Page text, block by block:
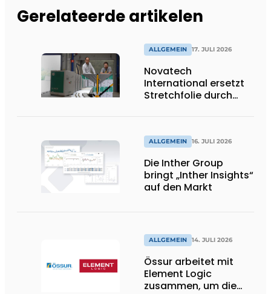
Gerelateerde artikelen
ALLGEMEIN 17. JULI 2026
Novatech
International ersetzt
Stretchfolie durch
ALLGEMEIN 16. JULI 2026
Die Inther Group
bringt „Inther Insights“
auf den Markt
ALLGEMEIN 14. JULI 2026
Össur arbeitet mit
Element Logic
zusammen, um die